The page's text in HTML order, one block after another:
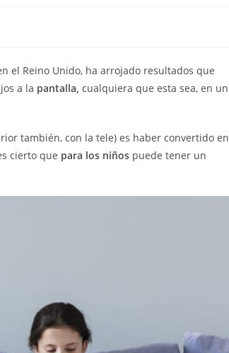
el Reino Unido, ha arrojado resultados que
a la pantalla, cualquiera que esta sea, en un
también, con la tele) es haber convertido en
cierto que para los niños puede tener un